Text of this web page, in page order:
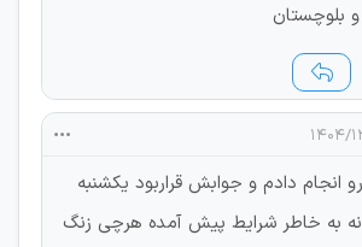
بلوچستان
انجام دادم و جوابش قراربود یکشنبه
به خاطر شرایط پیش آمده هرچی زنگ